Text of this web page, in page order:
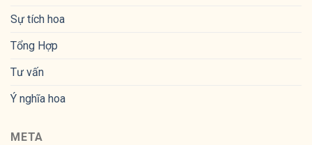
Sự tích hoa
Tổng Hợp
Tư vấn
Ý nghĩa hoa
META